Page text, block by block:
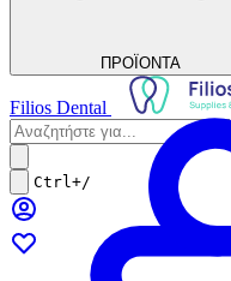
ΠΡΟΪΟΝΤΑ
Filios Dental
Ctrl+/